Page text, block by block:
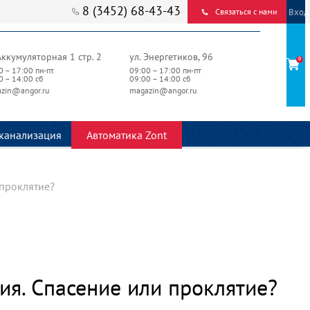
8 (3452) 68-43-43 Связаться с нами
1 стр. 2
– 17:00 пн-пт
– 14:00 сб
ул. Энергетиков, 96
09:00 – 17:00 пн-пт
09:00 – 14:00 сб
magazin@angor.ru
Автоматика Zont
Вход
0
Спасение или проклятие?